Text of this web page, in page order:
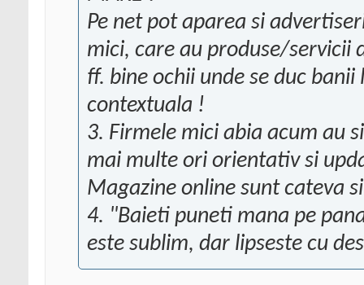
Pe net pot aparea si
mici, care au produse/servicii
ff. bine ochii unde se duc
contextuala !
3. Firmele mici abia acum au
mai multe ori orientativ si
Magazine online sunt cateva
4. "Baieti puneti mana pe
este sublim, dar lipseste cu